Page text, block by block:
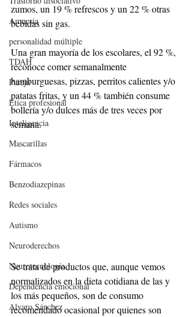
Amnesia
personalidad múltiple
TDAH
Pareja
Ética profesional
Inteligencia
Mascarillas
Fármacos
Benzodiazepinas
Redes sociales
Autismo
Neuroderechos
Neurotecnología
Dependencia emocional
Alvaro Sánchez
zumos, un 19 % refrescos y un 22 % otras
bebidas sin gas.
Una gran mayoría de los escolares, el 92 %,
reconoce comer semanalmente
hamburguesas, pizzas, perritos calientes y/o
patatas fritas, y un 44 % también consume
bollería y/o dulces más de tres veces por
semana.
Se trata de productos que, aunque vemos
normalizados en la dieta cotidiana de las y
los más pequeños, son de consumo
recomendado ocasional por quienes son